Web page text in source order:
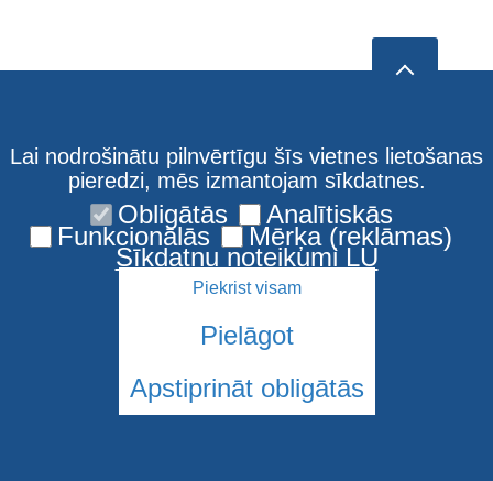
© 2026 Latvijas Universitāte. Visas tiesības aizsargātas
Lai nodrošinātu pilnvērtīgu šīs vietnes lietošanas
pieredzi, mēs izmantojam sīkdatnes.
Obligātās Analītiskās
Funkcionālās Mērķa (reklāmas)
Sīkdatņu noteikumi LU
Piekrist visam
Pielāgot
Apstiprināt obligātās